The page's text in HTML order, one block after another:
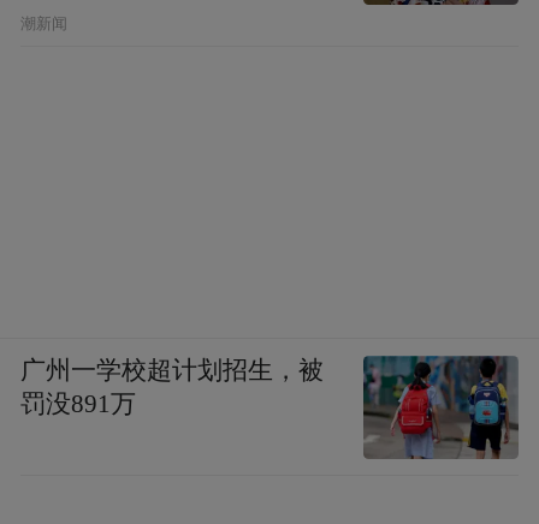
潮新闻
广州一学校超计划招生，被
罚没891万